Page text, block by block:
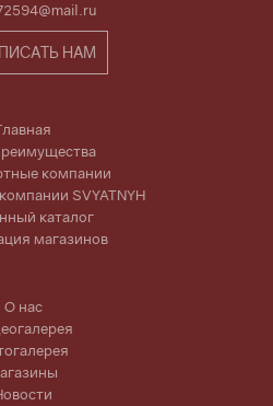
НАМ
компании
SVYATNYH
каталог
магазинов
О нас